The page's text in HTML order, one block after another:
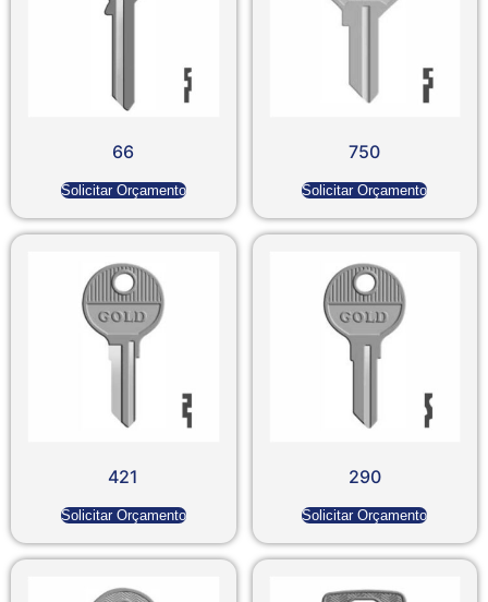
66
Solicitar Orçamento
750
Solicitar Orçamento
421
Solicitar Orçamento
290
Solicitar Orçamento